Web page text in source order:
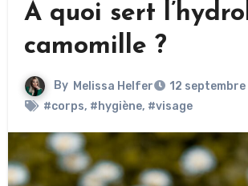
A quoi sert
camomille ?
By Melissa Helfer
12
#corps, #hygiène, #visage